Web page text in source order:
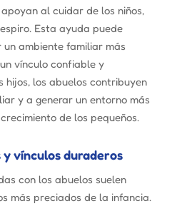
al cuidar de los niños,
Esta ayuda puede
ambiente familiar más
vínculo confiable y
los abuelos contribuyen
y a generar un entorno más
de los pequeños.
vínculos duraderos
con los abuelos suelen
más preciados de la infancia.